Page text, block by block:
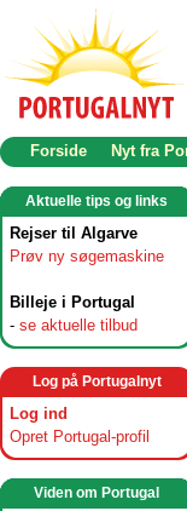
Forside Nyt fra
Aktuelle tips og links
Rejser til Algarve
Prøv ny søgemaskine
Billeje i Portugal
- se aktuelle tilbud
Log på Portugalnyt
Log ind
Opret Portugal-profil
Viden om Portugal